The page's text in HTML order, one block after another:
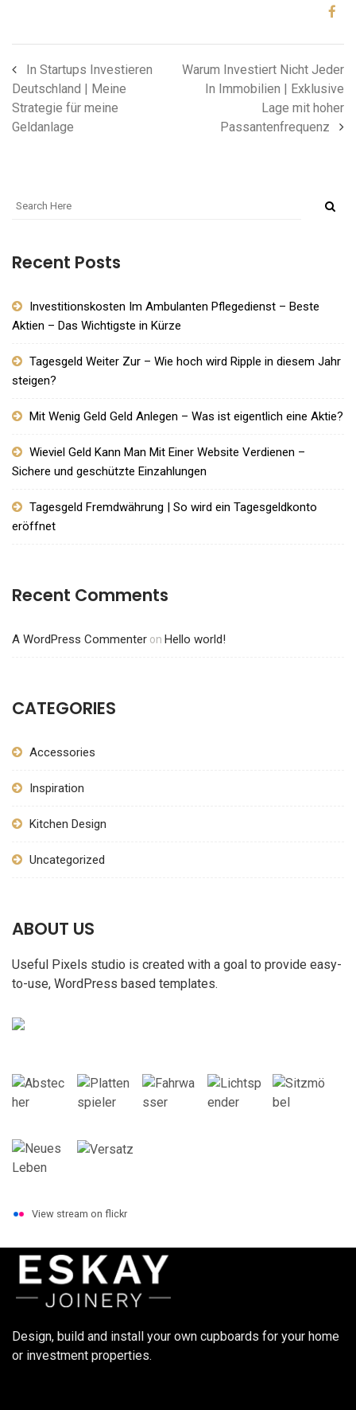
In Startups Investieren
Deutschland | Meine
Strategie für meine
Geldanlage
Warum Investiert Nicht Jeder
In Immobilien | Exklusive
Lage mit hoher
Passantenfrequenz
Recent Posts
Investitionskosten Im Ambulanten Pflegedienst – Beste
Aktien – Das Wichtigste in Kürze
Tagesgeld Weiter Zur – Wie hoch wird Ripple in diesem Jahr
steigen?
Mit Wenig Geld Geld Anlegen – Was ist eigentlich eine Aktie?
Wieviel Geld Kann Man Mit Einer Website Verdienen –
Sichere und geschützte Einzahlungen
Tagesgeld Fremdwährung | So wird ein Tagesgeldkonto
eröffnet
Recent Comments
A WordPress Commenter on Hello world!
CATEGORIES
Accessories
Inspiration
Kitchen Design
Uncategorized
ABOUT US
Useful Pixels studio is created with a goal to provide easy-
to-use, WordPress based templates.
View stream on flickr
Design, build and install your own cupboards for your home
or investment properties.